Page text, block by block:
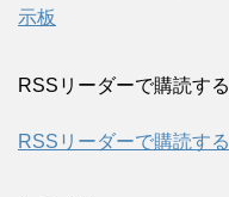
示板
RSSリーダーで購読する
RSSリーダーで購読する